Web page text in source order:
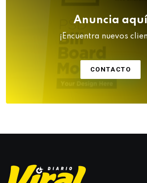
Anuncia aquí
¡Encuentra nuevos
CONTACTO